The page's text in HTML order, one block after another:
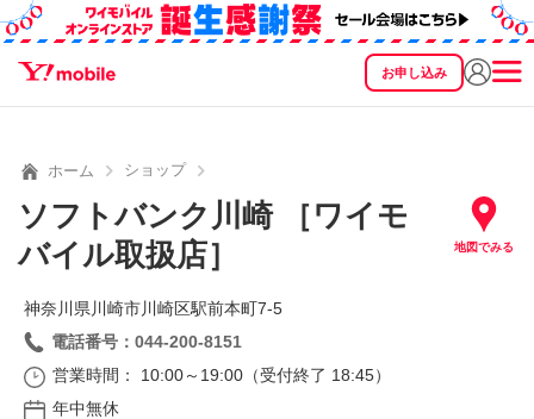
お申し込み
SEARCH
ホーム ショップ
ソフトバンク川崎 ［ワイモ
バイル取扱店］
地図でみる
神奈川県川崎市川崎区駅前本町7‐5
電話番号：044-200-8151
営業時間： 10:00～19:00（受付終了 18:45）
年中無休